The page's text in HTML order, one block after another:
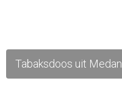
Tabaksdoos uit Medan